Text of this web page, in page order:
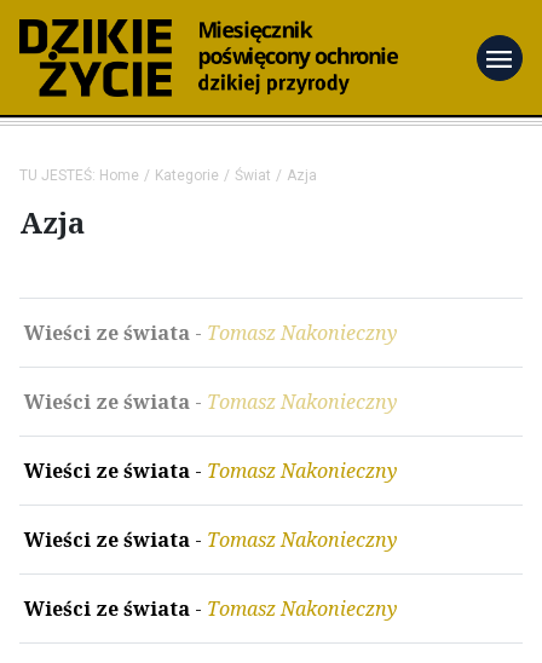
menu
TU JESTEŚ: Home Kategorie Świat Azja
Azja
Wieści ze świata - Tomasz Nakonieczny
Wieści ze świata - Tomasz Nakonieczny
Wieści ze świata - Tomasz Nakonieczny
Wieści ze świata - Tomasz Nakonieczny
Wieści ze świata - Tomasz Nakonieczny